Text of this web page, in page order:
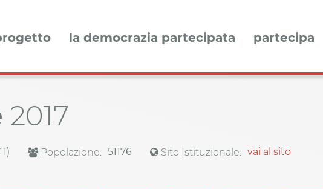
la democrazia partecipata partecipa
2017
Popolazione: 51176 Sito Istituzionale: vai al sito